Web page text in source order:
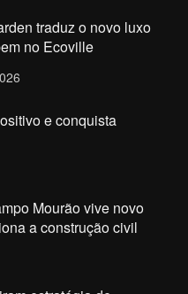
traduz o novo luxo
no Ecoville
e conquista
Mourão vive novo
a construção civil